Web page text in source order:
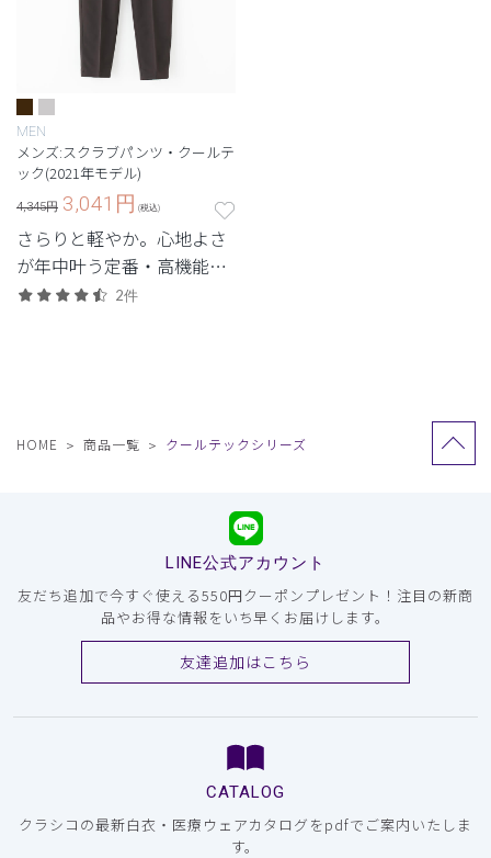
MEN
メンズ:スクラブパンツ・クールテ
ック(2021年モデル)
4,345円 3,041 円 (税込)
さらりと軽やか。心地よさ
が年中叶う定番・高機能シ
リーズ。
2件
HOME 商品一覧 クールテックシリーズ
LINE公式アカウント
友だち追加で今すぐ使える550円クーポンプレゼント！注目の新商
品やお得な情報をいち早くお届けします。
友達追加はこちら
CATALOG
クラシコの最新白衣・医療ウェアカタログをpdfでご案内いたしま
す。